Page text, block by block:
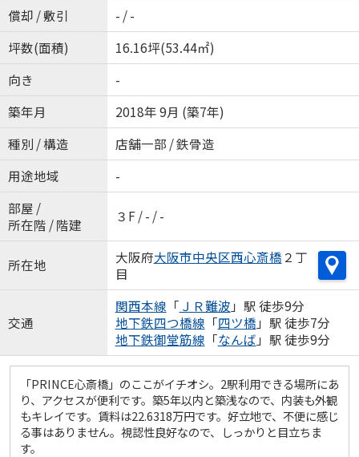
償却 / 敷引
- / -
坪数(面積)
16.16坪(53.44㎡)
向き
-
築年月
2018年 9月 (築7年)
種別 / 構造
店舗一部 / 鉄骨造
用途地域
-
部屋 /
所在階 / 階建
３F / - / -
所在地 大阪府大阪市中央区西心斎橋 ２丁
目
交通
関西本線 「 ＪＲ難波 」駅 徒歩9分
地下鉄四つ橋線 「四ツ橋 」駅 徒歩7分
地下鉄御堂筋線 「なんば 」駅 徒歩9分
「PRINCE心斎橋」のここがイチオシ。2駅利用できる場所にあ
り、アクセスが便利です。築5年以内と築浅なので、内装も外観
もキレイです。賃料は22.6318万円です。好立地で、不便に感じ
る事はありません。視認性良好なので、しっかりと目立ちま
す。